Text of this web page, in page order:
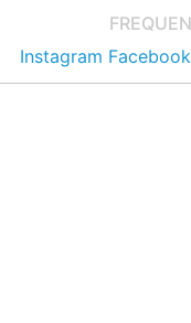
Instagram Facebook